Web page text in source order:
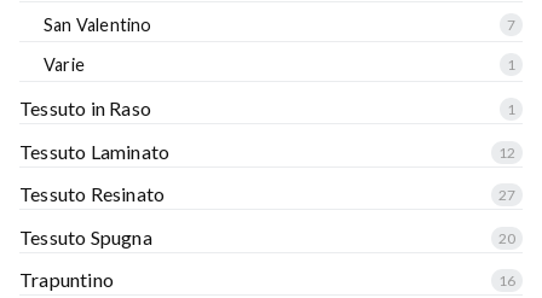
San Valentino 7
Varie 1
Tessuto in Raso 1
Tessuto Laminato 12
Tessuto Resinato 27
Tessuto Spugna 20
Trapuntino 16